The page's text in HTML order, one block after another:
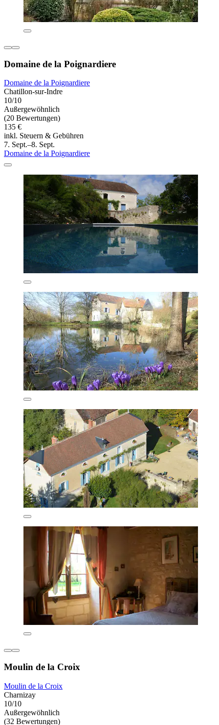
Domaine de la Poignardiere
Domaine de la Poignardiere
Chatillon-sur-Indre
10/10
Außergewöhnlich
(20 Bewertungen)
135 €
inkl. Steuern & Gebühren
7. Sept.–8. Sept.
Domaine de la Poignardiere
Moulin de la Croix
Moulin de la Croix
Charnizay
10/10
Außergewöhnlich
(32 Bewertungen)